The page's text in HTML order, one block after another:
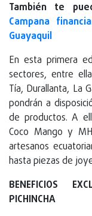
También te
Campana
Guayaquil
En esta primera
sectores, entre
Tía, Durallanta, La
pondrán a
de productos. A
Coco Mango y
artesanos
hasta piezas de
BENEFICIOS
PICHINCHA